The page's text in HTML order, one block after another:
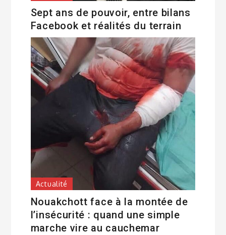
Sept ans de pouvoir, entre bilans
Facebook et réalités du terrain
Actualité
Nouakchott face à la montée de
l’insécurité : quand une simple
marche vire au cauchemar